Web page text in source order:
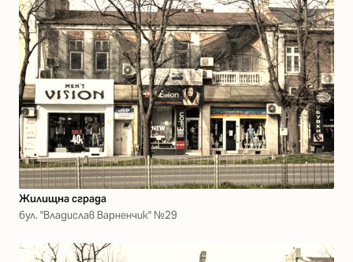
Жилищна сграда
бул. "Владислав Варненчик" №29